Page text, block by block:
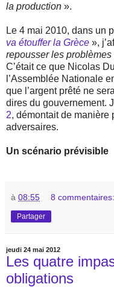
la production ».
Le 4 mai 2010, dans un
va étouffer la Grèce »,
repousser les
C’était ce que Nicolas
l’Assemblée Nationale
que l’argent prêté ne
dires du gouvernement.
2, démontait de manière
adversaires.
Un scénario prévisible
à 08:55 8 commentaires:
Partager
jeudi 24 mai 2012
Les quatre
obligations